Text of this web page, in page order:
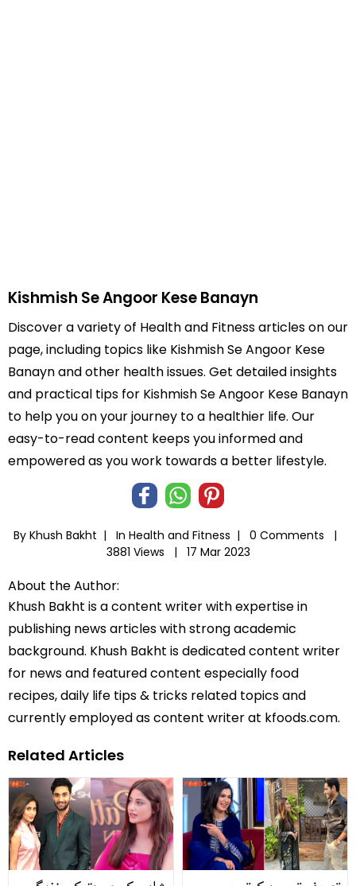
Kishmish Se Angoor Kese Banayn
Discover a variety of Health and Fitness articles on our
page, including topics like Kishmish Se Angoor Kese
Banayn and other health issues. Get detailed insights
and practical tips for Kishmish Se Angoor Kese Banayn
to help you on your journey to a healthier life. Our
easy-to-read content keeps you informed and
empowered as you work towards a better lifestyle.
By Khush Bakht | In Health and Fitness |
0 Comments |
3881 Views |
17 Mar 2023
About the Author:
Khush Bakht is a content writer with expertise in
publishing news articles with strong academic
background. Khush Bakht is dedicated content writer
for news and featured content especially food
recipes, daily life tips & tricks related topics and
currently employed as content writer at kfoods.com.
Related Articles